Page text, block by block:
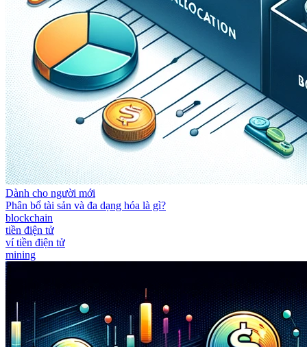
Dành cho người mới
Phân bổ tài sản và đa dạng hóa là gì?
blockchain
tiền điện tử
ví tiền điện tử
mining